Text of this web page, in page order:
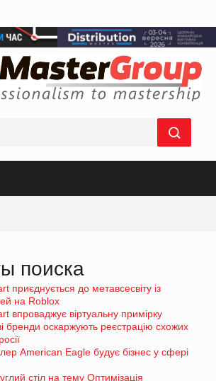
поиска
приєднується до метавсесвіту із
на Roblox
впроваджує віртуальну примірку
бренди оскаржують реєстрацію схожих
American Eagle будує бізнес у сфері
стіл на тему Оптимізація